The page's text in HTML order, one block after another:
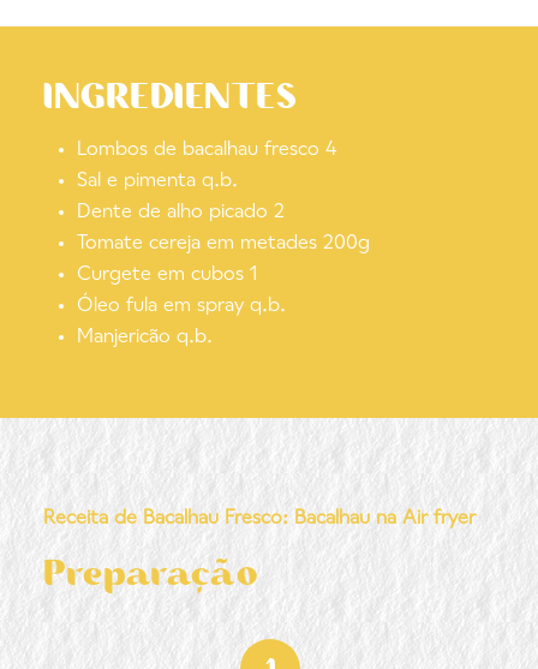
Receita de Bacalhau Fresco: Bacalhau na Air fryer
Preparação
INGREDIENTES
Lombos de bacalhau fresco 4
Sal e pimenta q.b.
Dente de alho picado 2
Tomate cereja em metades 200g
Curgete em cubos 1
Óleo fula em spray q.b.
Manjericão q.b.